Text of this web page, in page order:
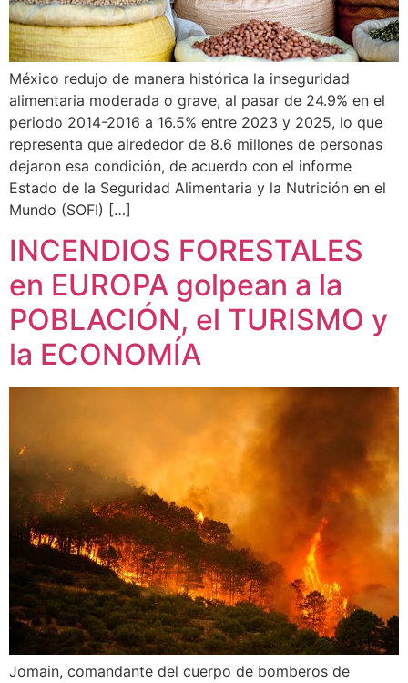
México redujo de manera histórica la inseguridad
alimentaria moderada o grave, al pasar de 24.9% en el
periodo 2014-2016 a 16.5% entre 2023 y 2025, lo que
representa que alrededor de 8.6 millones de personas
dejaron esa condición, de acuerdo con el informe
Estado de la Seguridad Alimentaria y la Nutrición en el
Mundo (SOFI) […]
INCENDIOS FORESTALES
en EUROPA golpean a la
POBLACIÓN, el TURISMO y
la ECONOMÍA
Jomain, comandante del cuerpo de bomberos de